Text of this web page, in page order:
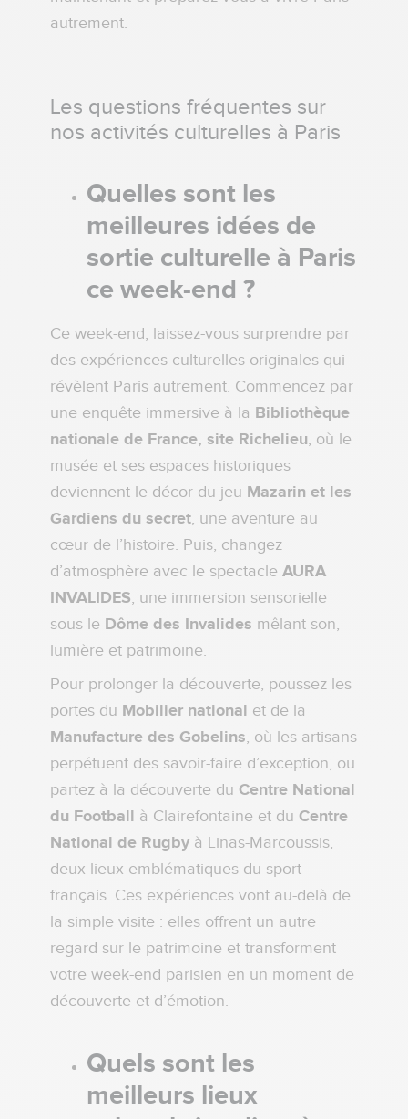
autrement.
Les questions fréquentes sur
nos activités culturelles à Paris
Quelles sont les
meilleures idées de
sortie culturelle à Paris
ce week-end ?
Ce week-end, laissez-vous surprendre par
des expériences culturelles originales qui
révèlent Paris autrement. Commencez par
une enquête immersive à la Bibliothèque
nationale de France, site Richelieu, où le
musée et ses espaces historiques
deviennent le décor du jeu Mazarin et les
Gardiens du secret, une aventure au
cœur de l’histoire. Puis, changez
d’atmosphère avec le spectacle AURA
INVALIDES, une immersion sensorielle
sous le Dôme des Invalides mêlant son,
lumière et patrimoine.
Pour prolonger la découverte, poussez les
portes du Mobilier national et de la
Manufacture des Gobelins, où les artisans
perpétuent des savoir-faire d’exception, ou
partez à la découverte du Centre National
du Football à Clairefontaine et du Centre
National de Rugby à Linas-Marcoussis,
deux lieux emblématiques du sport
français. Ces expériences vont au-delà de
la simple visite : elles offrent un autre
regard sur le patrimoine et transforment
votre week-end parisien en un moment de
découverte et d’émotion.
Quels sont les
meilleurs lieux